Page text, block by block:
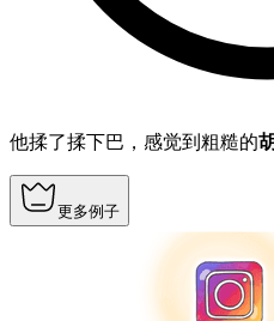
他揉了揉下巴，感觉到粗糙的
更多例子